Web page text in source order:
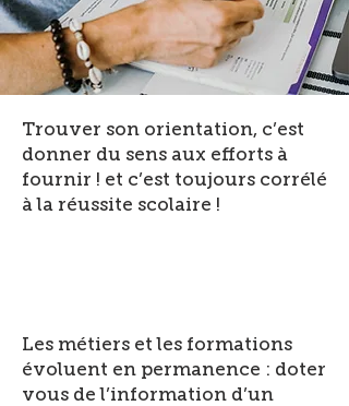
Trouver son orientation, c’est
donner du sens aux efforts à
fournir ! et c’est toujours corrélé
à la réussite scolaire !
Les métiers et les formations
évoluent en permanence : doter
vous de l’information d’un